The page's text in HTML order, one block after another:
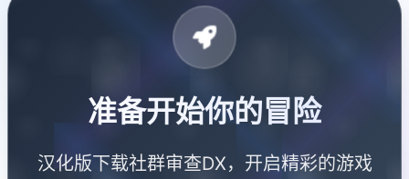
准备开始你的冒险
汉化版下载社群审查DX，开启精彩的游戏